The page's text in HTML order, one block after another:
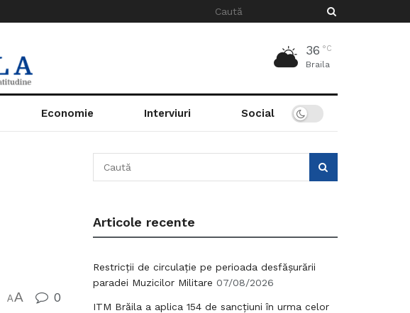
36 °C
Braila
Economie Interviuri Social
AA 0
Articole recente
Restricții de circulație pe perioada desfășurării
paradei Muzicilor Militare 07/08/2026
ITM Brăila a aplica 154 de sancțiuni în urma celor